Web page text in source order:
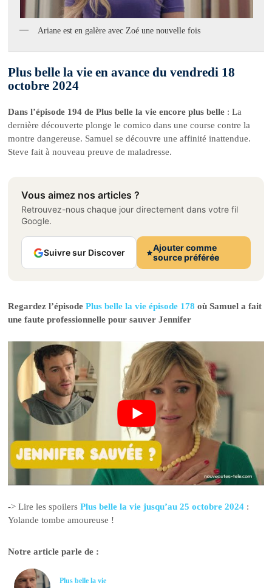
Ariane est en galère avec Zoé une nouvelle fois
Plus belle la vie en avance du vendredi 18
octobre 2024
Dans l’épisode 194 de Plus belle la vie encore plus belle : La
dernière découverte plonge le comico dans une course contre la
montre dangereuse. Samuel se découvre une affinité inattendue.
Steve fait à nouveau preuve de maladresse.
Vous aimez nos articles ?
Retrouvez-nous chaque jour directement dans votre fil
Google.
Suivre sur Discover
Ajouter comme
source préférée
Regardez l’épisodePlus belle la vie épisode 178 où Samuel a fait
une faute professionnelle pour sauver Jennifer
-> Lire les spoilersPlus belle la vie jusqu’au 25 octobre 2024 :
Yolande tombe amoureuse !
Notre article parle de :
Plus belle la vie